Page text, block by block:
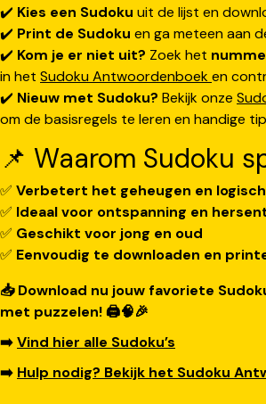
✔️ Kies een Sudoku uit de lijst en
✔️ Print de Sudoku en ga meteen aan
✔️ Kom je er niet uit? Zoek het
in het Sudoku Antwoordenboeken
✔️ Nieuw met Sudoku? Bekijk onze
om de basisregels te leren en handige
📌 Waarom Sudoku
✅ Verbetert het geheugen en
✅ Ideaal voor ontspanning en
✅ Geschikt voor jong en oud
✅ Eenvoudig te downloaden en
📥 Download nu jouw favoriete
met puzzelen! 🖨️🧠🎉
➡️Vind hier alle Sudoku’s
➡️ Hulp nodig? Bekijk het Sudoku